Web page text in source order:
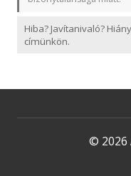
Hiba? Javítanivaló?
címünkön.
© 2026